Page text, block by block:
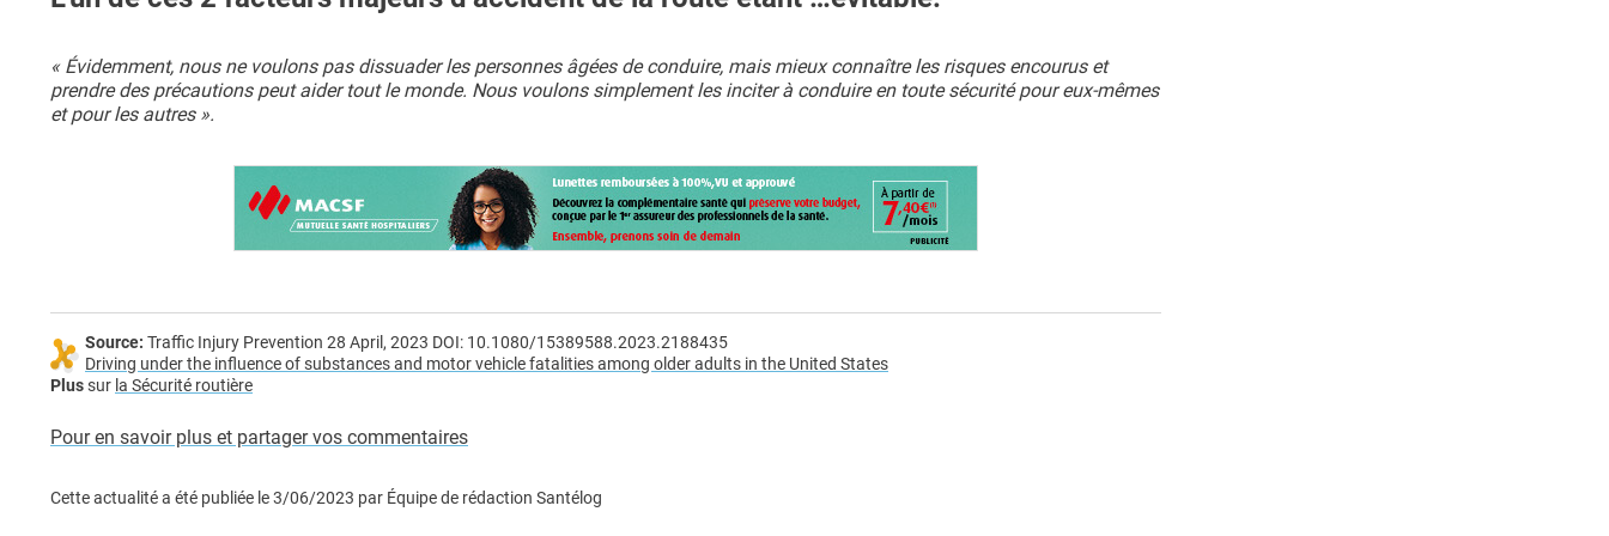
« Évidemment, nous ne voulons pas dissuader les personnes âgées de conduire, mais mieux connaître les risques encourus et
prendre des précautions peut aider tout le monde. Nous voulons simplement les inciter à conduire en toute sécurité pour eux-mêmes
et pour les autres ».
Source: Traffic Injury Prevention 28 April, 2023 DOI: 10.1080/15389588.2023.2188435
Driving under the influence of substances and motor vehicle fatalities among older adults in the United States
Plussur la Sécurité routière
Pour en savoir plus et partager vos commentaires
Cette actualité a été publiée le3/06/2023 par Équipe de rédaction Santélog